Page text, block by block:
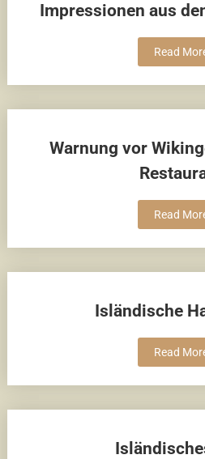
Impressionen aus
Read
Warnung vor
Read
Isländische
Read